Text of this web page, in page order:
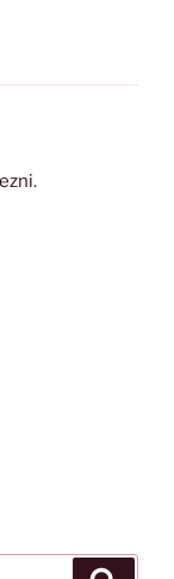
.